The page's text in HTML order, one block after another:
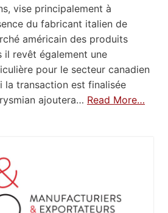
vise principalement à
du fabricant italien de
américain des produits
il revêt également une
pour le secteur canadien
la transaction est finalisée
ajoutera… Read More…